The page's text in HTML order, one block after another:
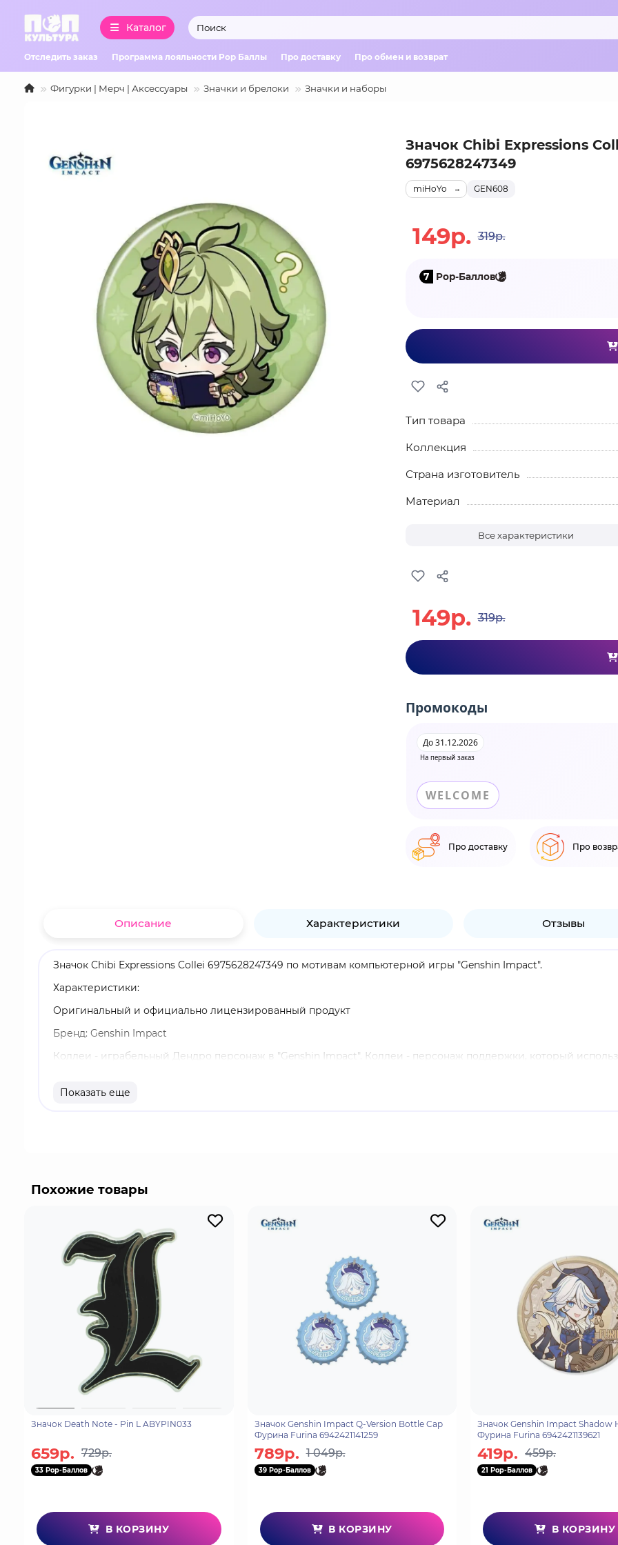
Каталог
Отследить заказ Программа лояльности Pop Баллы Про доставку Про обмен и возврат
Фигурки | Мерч | Аксессуары Значки и брелоки Значки и наборы
Значок Chibi Expressions
6975628247349
GEN608
miHoYo
149р. 319р.
7 Pop-Баллов
Тип товара
Коллекция
Страна изготовитель
Материал
Все характеристики
149р. 319р.
Промокоды
На первый заказ
До 31.12.2026
WELCOME
Про доставку Про
Описание Характеристики Отзывы
Значок Chibi Expressions Collei 6975628247349 по мотивам компьютерной игры "Genshin Impact".
Характеристики:
Оригинальный и официально лицензированный продукт
Бренд: Genshin Impact
Коллеи - играбельный Дендро персонаж в "Genshin Impact". Коллеи - персонаж поддержки, который
области, созданной её взрывом стихий.
Показать еще
Похожие товары
Значок Death Note - Pin L ABYPIN033
659р. 729р.
33 Pop-Баллов
В КОРЗИНУ
Значок Genshin Impact Q-Version Bottle Cap
Фурина Furina 6942421141259
789р. 1 049р.
39 Pop-Баллов
В КОРЗИНУ
Значок Genshin Impact Shadow
Фурина Furina 6942421139621
419р. 459р.
21 Pop-Баллов
В КОРЗИНУ